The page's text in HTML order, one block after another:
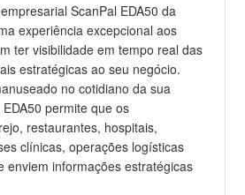
ScanPal EDA50 da
experiência excepcional aos
ter visibilidade em tempo real das
estratégicas ao seu negócio.
no cotidiano da sua
permite que os
restaurantes, hospitais,
clínicas, operações logísticas
enviem informações estratégicas